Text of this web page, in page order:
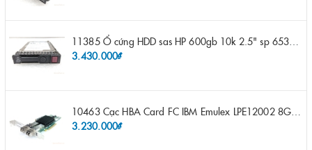
3.430.000₫
3.230.000₫